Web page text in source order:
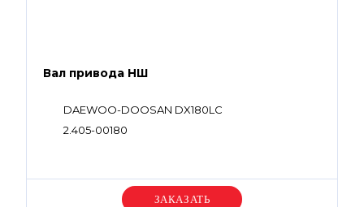
Вал привода НШ
DAEWOO-DOOSAN DX180LC
2.405-00180
Уточняйте цену